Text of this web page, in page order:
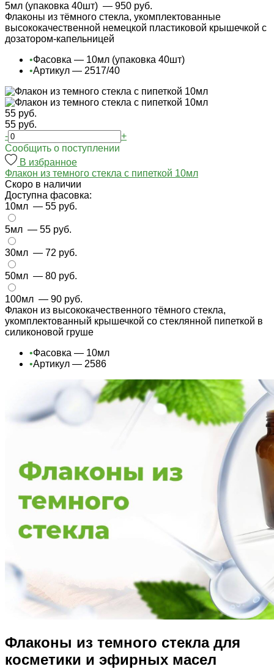
5мл (упаковка 40шт) — 950 руб.
Флаконы из тёмного стекла, укомплектованные
высококачественной немецкой пластиковой крышечкой с
дозатором-капельницей
•Фасовка — 10мл (упаковка 40шт)
•Артикул — 2517/40
55 руб.
55 руб.
-
+
Cообщить о поступлении
В избранное
Флакон из темного стекла с пипеткой 10мл
Cкоро в наличии
Доступна фасовка:
10мл — 55 руб.
5мл — 55 руб.
30мл — 72 руб.
50мл — 80 руб.
100мл — 90 руб.
Флакон из высококачественного тёмного стекла,
укомплектованный крышечкой со стеклянной пипеткой в
силиконовой груше
•Фасовка — 10мл
•Артикул — 2586
Флаконы из темного стекла для
косметики и эфирных масел